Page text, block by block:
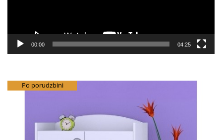
00:00 04:25
besplatna dostava
Po porudzbini